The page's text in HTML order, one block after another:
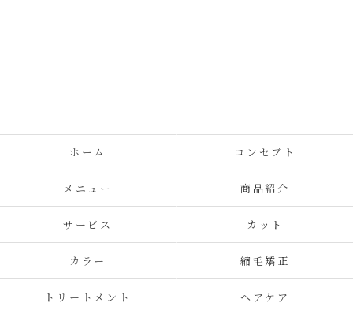
ホーム コンセプト
メニュー 商品紹介
サービス カット
カラー 縮毛矯正
トリートメント ヘアケア